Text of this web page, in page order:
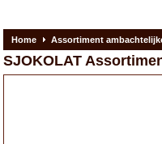
Home Assortiment
SJOKOLAT